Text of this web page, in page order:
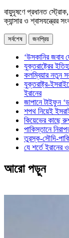
বায়ুদূষণে প্রধানত
ক্যান্সার ও শ্বাসযন্ত্রের
সর্বশেষ জনপ্রিয়
‘উসকানির জবাব
যুক্তরাষ্ট্রের
কলম্বিয়ার নতুন
যুক্তরাষ্ট্র-
ইরানের
জাপানে টাইফুন
শপথ নিয়েই
কিয়েভের কাছে
পাকিস্তানে
তুরস্ক-সৌদি-
যে শর্তে
আরো পড়ুন